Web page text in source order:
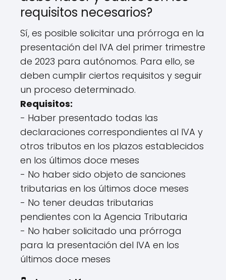
requisitos necesarios?
Sí, es posible solicitar una prórroga en la
presentación del IVA del primer trimestre
de 2023 para autónomos. Para ello, se
deben cumplir ciertos requisitos y seguir
un proceso determinado.
Requisitos:
- Haber presentado todas las
declaraciones correspondientes al IVA y
otros tributos en los plazos establecidos
en los últimos doce meses
- No haber sido objeto de sanciones
tributarias en los últimos doce meses
- No tener deudas tributarias
pendientes con la Agencia Tributaria
- No haber solicitado una prórroga
para la presentación del IVA en los
últimos doce meses